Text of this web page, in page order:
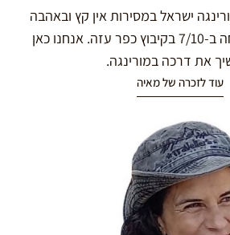
ישראל במסירות אין קץ ובאהבה
גדולה. מאיה נרצחה ב-7/10 בקיבוץ כפר עזה. אנחנו כאן
את דרכה במורינגה.
עוד לזכרה של מאיה